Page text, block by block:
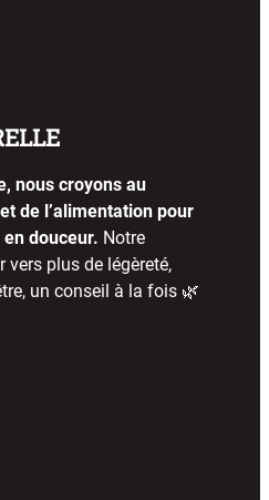
nous croyons au
de l’alimentation pour
douceur. Notre
plus de légèreté,
un conseil à la fois 🌿